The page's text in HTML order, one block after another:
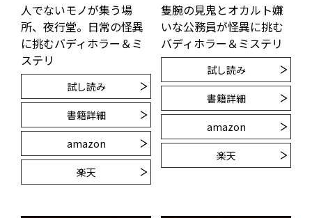
人でないモノが集う場
所、夜行堂。日常の怪異
に挑むバディホラー＆ミ
ステリ
試し読み
書籍詳細
amazon
楽天
隻腕の見鬼とオカルト嫌
いな公務員が怪異に挑む
バディホラー＆ミステリ
試し読み
書籍詳細
amazon
楽天